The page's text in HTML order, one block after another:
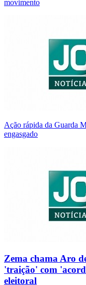
movimento
Ação rápida da Guarda
engasgado
Zema chama Aro
'traição' com
eleitoral